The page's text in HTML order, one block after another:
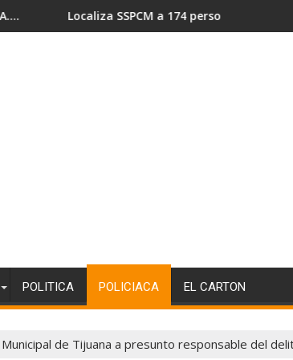
SSPCM a 174 personas reportadas como no
POLITICA POLICIACA EL CARTON
de Tijuana a presunto responsable del